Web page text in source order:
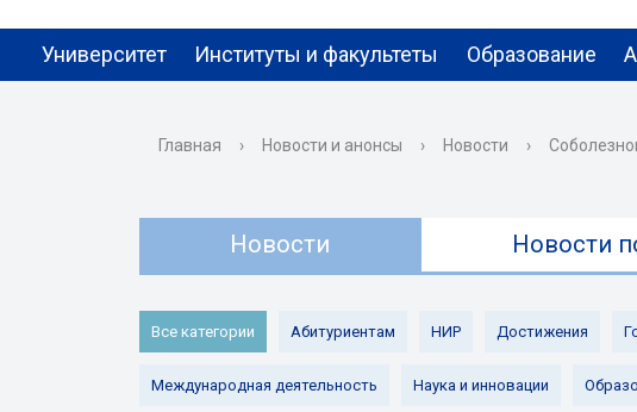
Университет Институты и факультеты Образование
Главная › Новости и анонсы › Новости ›
Новости Новости
Все категории Абитуриентам НИР Достижения
Международная деятельность Наука и инновации